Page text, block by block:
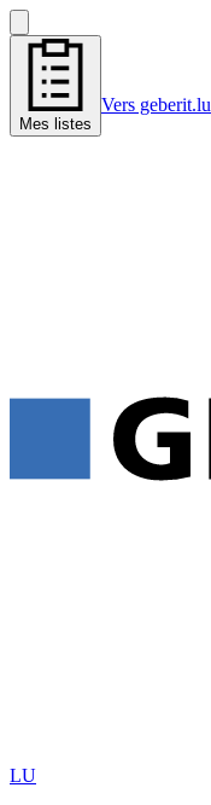
Mes listes
Vers geberit.lu
LU